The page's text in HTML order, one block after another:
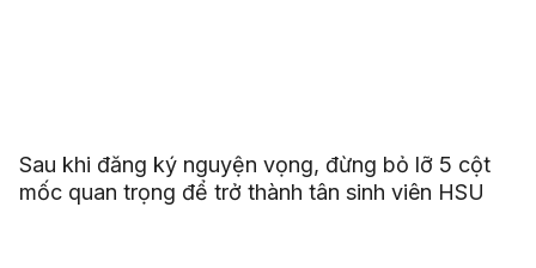
Sau khi đăng ký nguyện vọng, đừng bỏ lỡ 5 cột
mốc quan trọng để trở thành tân sinh viên HSU